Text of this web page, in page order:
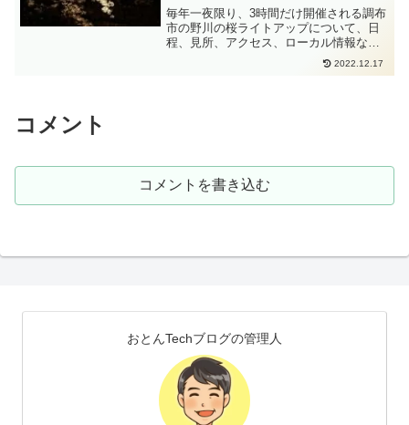
毎年一夜限り、3時間だけ開催される調布
市の野川の桜ライトアップについて、日
程、見所、アクセス、ローカル情報など
2022.12.17
コメント
コメントを書き込む
おとんTechブログの管理人